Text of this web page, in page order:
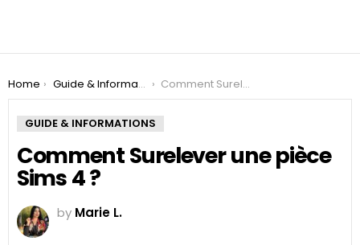
You are here:
Home Guide & Informations Comment Surelever une pièce Sims 4 ?
GUIDE & INFORMATIONS
Comment Surelever une pièce
Sims 4 ?
by Marie L.